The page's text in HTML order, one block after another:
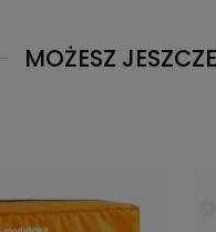
MOŻESZ